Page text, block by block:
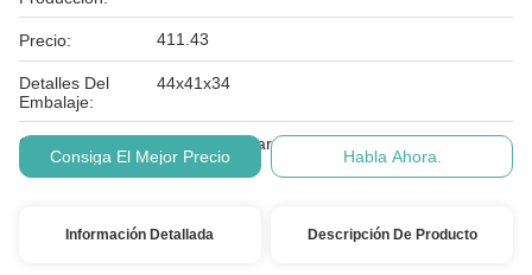
Precio: 411.43
Detalles Del
Embalaje:
44x41x34
Condiciones De
Pago:
visa, mastercard, T/T, or online payment
Consiga El Mejor Precio Habla Ahora.
Información Detallada Descripción De Producto